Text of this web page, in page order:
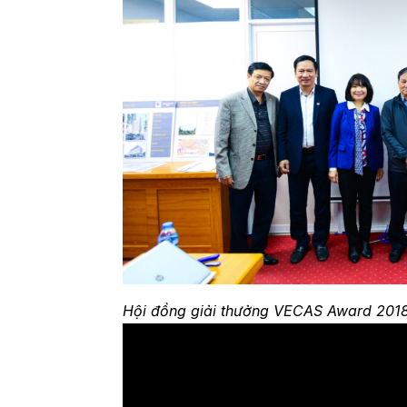
Hội đồng giải thưởng VECAS Award